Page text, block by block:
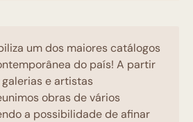
um dos maiores catálogos
do país! A partir
e artistas
obras de vários
a possibilidade de afinar